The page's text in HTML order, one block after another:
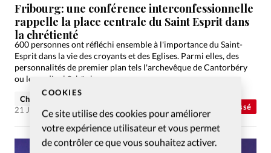
COOKIES
Ce site utilise des cookies pour améliorer
votre expérience utilisateur et vous permet
de contrôler ce que vous souhaitez activer.
Non classé
Fribourg: une conférence interconfessionnelle
rappelle la place centrale du Saint Esprit dans
la chrétienté
600 personnes ont réfléchi ensemble à l'importance du Saint-
Esprit dans la vie des croyants et des Eglises. Parmi elles, des
personnalités de premier plan tels l'archevêque de Cantorbéry
ou le cardinal Schönborn.
Christian Willi
21 Juin 2017